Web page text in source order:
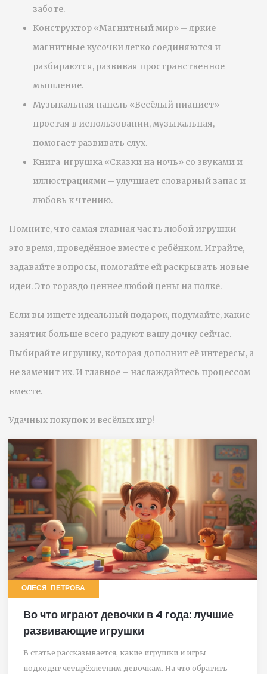
заботе.
Конструктор «Магнитный мир» – яркие
магнитные кусочки легко соединяются и
разбираются, развивая пространственное
мышление.
Музыкальная панель «Весёлый пианист» –
простая в использовании, музыкальная,
помогает развивать слух.
Книга‑игрушка «Сказки на ночь» со звуками и
иллюстрациями – улучшает словарный запас и
любовь к чтению.
Помните, что самая главная часть любой игрушки –
это время, проведённое вместе с ребёнком. Играйте,
задавайте вопросы, помогайте ей раскрывать новые
идеи. Это гораздо ценнее любой цены на полке.
Если вы ищете идеальный подарок, подумайте, какие
занятия больше всего радуют вашу дочку сейчас.
Выбирайте игрушку, которая дополнит её интересы, а
не заменит их. И главное – наслаждайтесь процессом
вместе.
Удачных покупок и весёлых игр!
ОЛЕСЯ ПЕТРОВА
Во что играют девочки в 4 года: лучшие
развивающие игрушки
В статье рассказывается, какие игрушки и игры
подходят четырёхлетним девочкам. На что обратить